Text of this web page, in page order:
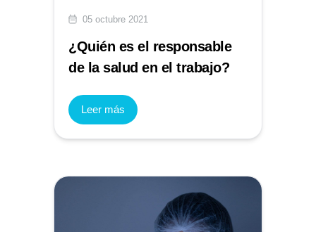
05 octubre 2021
¿Quién es el responsable
de la salud en el trabajo?
Leer más